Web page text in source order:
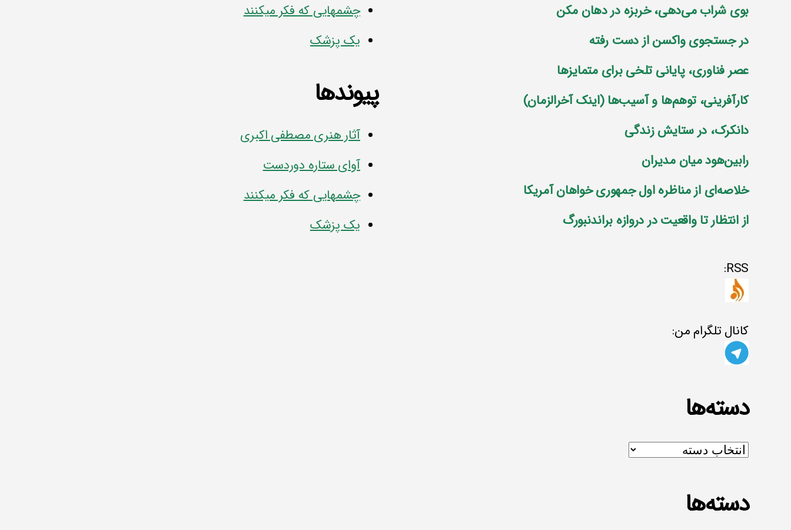
بوی شراب می‌دهی، خربزه در دهان مکن
در جستجوی واکسن از دست رفته
عصر فناوری، پایانی تلخی برای متمایز‌ها
کارآفرینی، توهم‌ها و آسیب‌ها (اینک آخرالزمان)
دانکرک، در ستایش زندگی
رابین‌هود میان مدیران
خلاصه‌ای از مناظره اول جمهوری خواهان آمریکا
از انتظار تا واقعیت در دروازه براندنبورگ
RSS:
کانال تلگرام من:
دسته‌ها
دسته‌ها
دسته‌ها
چشمهایی که فکر میکنند
یک پزشک
پیوندها
آثار هنری مصطفی اکبری
آوای ستاره دوردست
چشمهایی که فکر میکنند
یک پزشک